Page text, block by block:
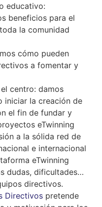
educativo:
beneficios para el
la comunidad
cómo pueden
a fomentar y
centro: damos
iniciar la creación de
el fin de fundar y
eTwinning
a la sólida red de
e internacional
eTwinning
dudas, dificultades…
directivos.
Directivos pretende